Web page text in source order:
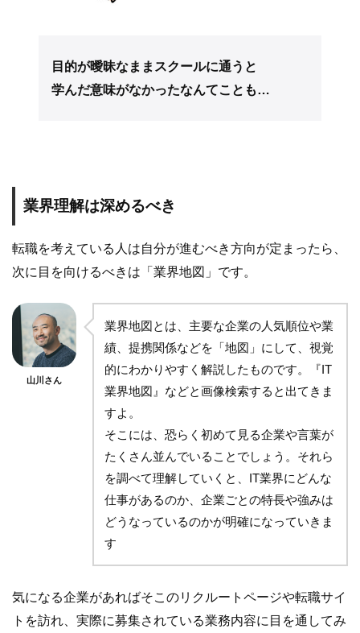
目的が曖昧なままスクールに通うと
学んだ意味がなかったなんてことも…
業界理解は深めるべき
転職を考えている人は自分が進むべき方向が定まったら、
次に目を向けるべきは「業界地図」です。
山川さん
業界地図とは、主要な企業の人気順位や業
績、提携関係などを「地図」にして、視覚
的にわかりやすく解説したものです。『IT
業界地図』などと画像検索すると出てきま
すよ。
そこには、恐らく初めて見る企業や言葉が
たくさん並んでいることでしょう。それら
を調べて理解していくと、IT業界にどんな
仕事があるのか、企業ごとの特長や強みは
どうなっているのかが明確になっていきま
す
気になる企業があればそこのリクルートページや転職サイ
トを訪れ、実際に募集されている業務内容に目を通してみ